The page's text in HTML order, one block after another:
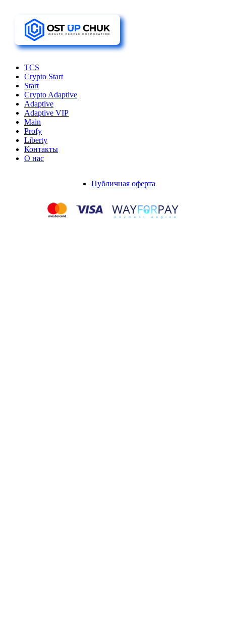
TCS
Crypto Start
Start
Crypto Adaptive
Adaptive
Adaptive VIP
Main
Profy
Liberty
Контакты
О нас
Публичная оферта